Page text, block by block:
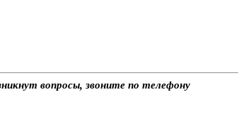
вопросы, звоните по телефону